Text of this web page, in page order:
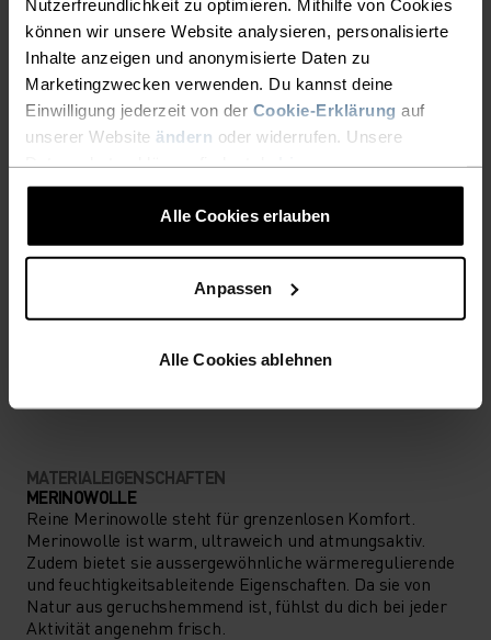
Nutzerfreundlichkeit zu optimieren. Mithilfe von Cookies
können wir unsere Website analysieren, personalisierte
Inhalte anzeigen und anonymisierte Daten zu
Marketingzwecken verwenden. Du kannst deine
Einwilligung jederzeit von der Cookie-Erklärung auf
unserer Website ändern oder widerrufen. Unsere
Alle Cookies erlauben
Anpassen
Alle Cookies ablehnen
UNTERSCHIED MACHEN
Accessoires für unvergessliche Abenteuer.
AKTIVITÄTSNIVEAU
NIEDRIG MODERAT HOCH
ALLES MODERATE AKTIVITÄTEN
MATERIALEIGENSCHAFTEN
MERINOWOLLE
Reine Merinowolle steht für grenzenlosen Komfort.
Merinowolle ist warm, ultraweich und atmungsaktiv.
Zudem bietet sie aussergewöhnliche wärmeregulierende
und feuchtigkeitsableitende Eigenschaften. Da sie von
Natur aus geruchshemmend ist, fühlst du dich bei jeder
Aktivität angenehm frisch.